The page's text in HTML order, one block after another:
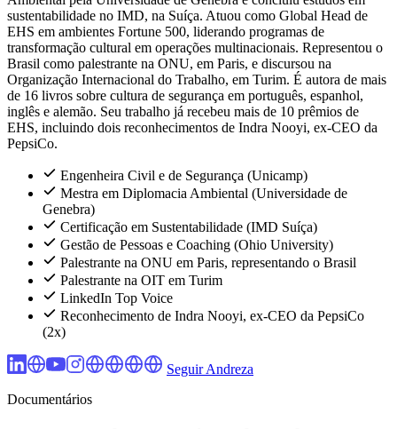
sustentabilidade no IMD, na Suíça. Atuou como Global Head de
EHS em ambientes Fortune 500, liderando programas de
transformação cultural em operações multinacionais. Representou o
Brasil como palestrante na ONU, em Paris, e discursou na
Organização Internacional do Trabalho, em Turim. É autora de mais
de 16 livros sobre cultura de segurança em português, espanhol,
inglês e alemão. Seu trabalho já recebeu mais de 10 prêmios de
EHS, incluindo dois reconhecimentos de Indra Nooyi, ex-CEO da
PepsiCo.
Engenheira Civil e de Segurança (Unicamp)
Mestra em Diplomacia Ambiental (Universidade de
Genebra)
Certificação em Sustentabilidade (IMD Suíça)
Gestão de Pessoas e Coaching (Ohio University)
Palestrante na ONU em Paris, representando o Brasil
Palestrante na OIT em Turim
LinkedIn Top Voice
Reconhecimento de Indra Nooyi, ex-CEO da PepsiCo
(2x)
Seguir Andreza
Documentários